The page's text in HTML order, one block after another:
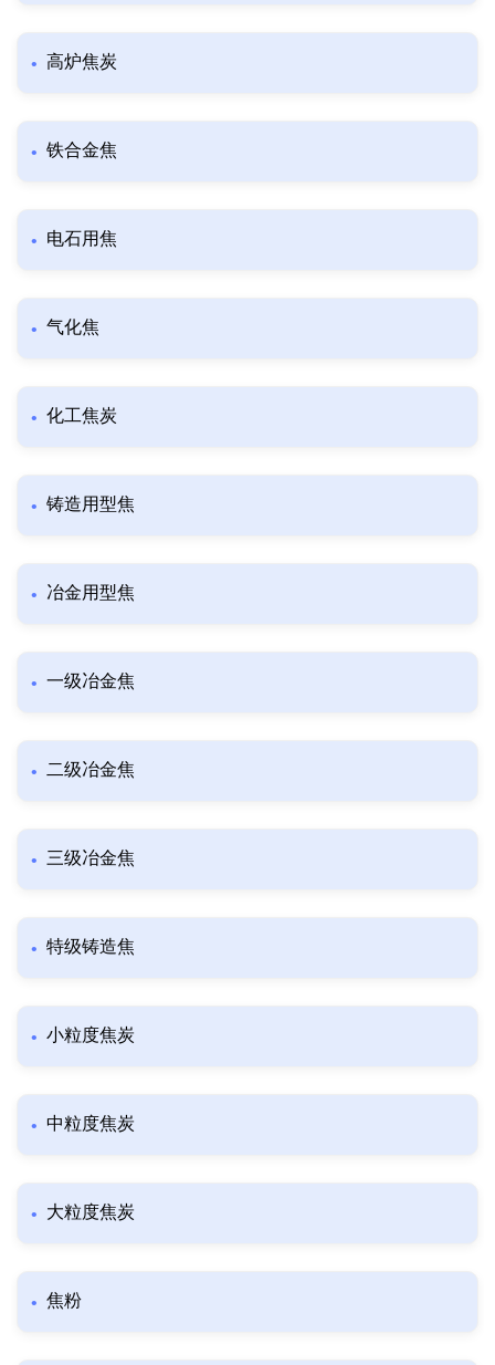
高炉焦炭
铁合金焦
电石用焦
气化焦
化工焦炭
铸造用型焦
冶金用型焦
一级冶金焦
二级冶金焦
三级冶金焦
特级铸造焦
小粒度焦炭
中粒度焦炭
大粒度焦炭
焦粉